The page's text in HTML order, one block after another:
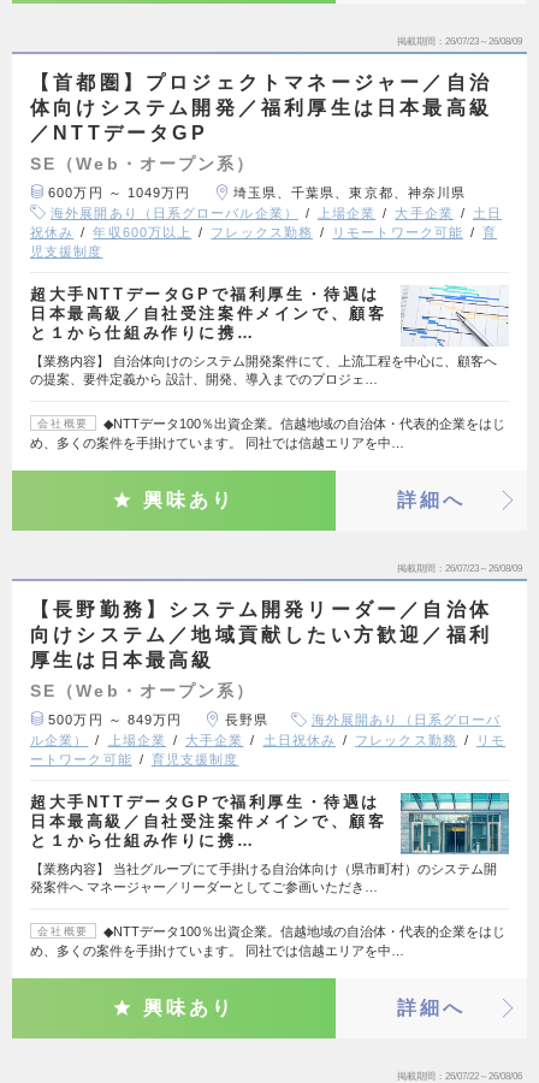
掲載期間 26/07/23～26/08/09
【首都圏】プロジェクトマネージャー／自治
体向けシステム開発／福利厚生は日本最高級
／NTTデータGP
SE（Web・オープン系）
600万円 ～ 1049万円
埼玉県、千葉県、東京都、神奈川県
海外展開あり（日系グローバル企業）
上場企業 大手企業
土日
祝休み
年収600万以上 フレックス勤務 リモートワーク可能
育
児支援制度
超大手NTTデータGPで福利厚生・待遇は
日本最高級／自社受注案件メインで、顧客
と１から仕組み作りに携…
【業務内容】 自治体向けのシステム開発案件にて、上流工程を中心に、顧客へ
の提案、要件定義から 設計、開発、導入までのプロジェ…
会社概要
◆NTTデータ100％出資企業。信越地域の自治体・代表的企業をはじ
め、多くの案件を手掛けています。 同社では信越エリアを中…
興味あり 詳細へ
掲載期間 26/07/23～26/08/09
【長野勤務】システム開発リーダー／自治体
向けシステム／地域貢献したい方歓迎／福利
厚生は日本最高級
SE（Web・オープン系）
500万円 ～ 849万円 長野県
海外展開あり（日系グローバ
ル企業）
上場企業 大手企業 土日祝休み フレックス勤務
リモ
ートワーク可能
育児支援制度
超大手NTTデータGPで福利厚生・待遇は
日本最高級／自社受注案件メインで、顧客
と１から仕組み作りに携…
【業務内容】 当社グループにて手掛ける自治体向け（県市町村）のシステム開
発案件へ マネージャー／リーダーとしてご参画いただき…
会社概要
◆NTTデータ100％出資企業。信越地域の自治体・代表的企業をはじ
め、多くの案件を手掛けています。 同社では信越エリアを中…
興味あり 詳細へ
掲載期間 26/07/22～26/08/06